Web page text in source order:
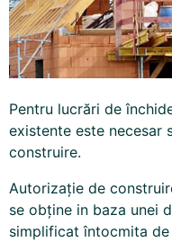
Pentru lucrări de
existente este necesar
construire.
Autorizație de
se obține in baza unei
simplificat întocmita